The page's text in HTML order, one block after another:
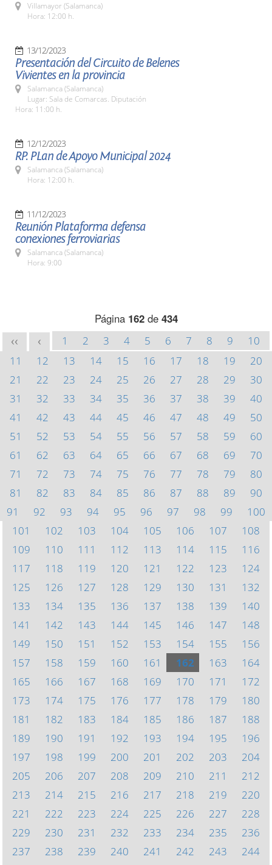
Villamayor (Salamanca)
Hora: 12:00 h.
13/12/2023
Presentación del Circuito de Belenes
Vivientes en la provincia
Salamanca (Salamanca)
Lugar: Sala de Comarcas. Diputación
Hora: 11:00 h.
12/12/2023
RP. PLan de Apoyo Municipal 2024
Salamanca (Salamanca)
Hora: 12:00 h.
11/12/2023
Reunión Plataforma defensa
conexiones ferroviarias
Salamanca (Salamanca)
Hora: 9:00
Página 162de 434
<< < 1 2 3 4 5 6 7 8 9
10
11
12 13 14 15 16 17 18 19
20
21
22 23 24 25 26 27 28 29
30
31
32 33 34 35 36 37 38 39
40
41
42 43 44 45 46 47 48 49
50
51
52 53 54 55 56 57 58 59
60
61
62 63 64 65 66 67 68 69
70
71
72 73 74 75 76 77 78 79
80
81
82 83 84 85 86 87 88 89
90
91
92 93 94 95 96 97 98 99
100
101
102 103 104 105 106 107
108
109
110 111 112 113 114 115
116
117
118 119 120 121 122 123
124
125
126 127 128 129 130 131
132
133
134 135 136 137 138 139
140
141
142 143 144 145 146 147
148
149
150 151 152 153 154 155
156
157
158 159 160 161 162 163
164
165
166 167 168 169 170 171
172
173
174 175 176 177 178 179
180
181
182 183 184 185 186 187
188
189
190 191 192 193 194 195
196
197
198 199 200 201 202 203
204
205
206 207 208 209 210 211
212
213
214 215 216 217 218 219
220
221
222 223 224 225 226 227
228
229
230 231 232 233 234 235
236
237
238 239 240 241 242 243
244